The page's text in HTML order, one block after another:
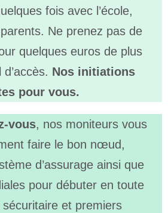
fois avec l’école,
Ne prenez pas de
quelques euros de plus
Nos initiations
pour vous.
vous, nos moniteurs vous
faire le bon nœud,
d’assurage ainsi que
pour débuter en toute
et premiers